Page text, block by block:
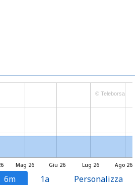
Mag 26 Lug 26
Giu 26 Ago 26
© Teleborsa
6m 1a Personalizza